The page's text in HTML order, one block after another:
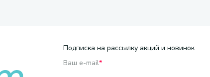
Подписка на рассылку акций и новинок
Ваш e-mail*